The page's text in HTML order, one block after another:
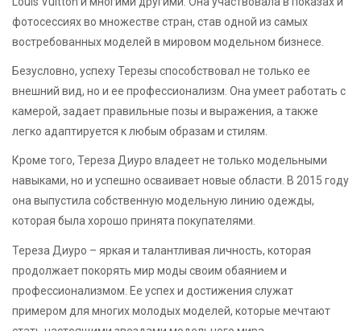
фотосессиях во множестве стран, став одной из самых
востребованных моделей в мировом модельном бизнесе.
Безусловно, успеху Терезы способствовал не только ее
внешний вид, но и ее профессионализм. Она умеет работать с
камерой, задает правильные позы и выражения, а также
легко адаптируется к любым образам и стилям.
Кроме того, Тереза Диуро владеет не только модельными
навыками, но и успешно осваивает новые области. В 2015 году
она выпустила собственную модельную линию одежды,
которая была хорошо принята покупателями.
Тереза Диуро – яркая и талантливая личность, которая
продолжает покорять мир моды своим обаянием и
профессионализмом. Ее успех и достижения служат
примером для многих молодых моделей, которые мечтают